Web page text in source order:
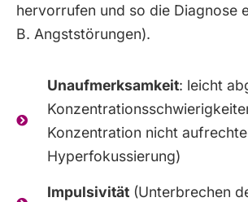
hervorrufen und so die Diagnose
B. Angststörungen).
Unaufmerksamkeit: leicht
Konzentration nicht
Hyperfokussierung)
Impulsivität(Unterbrechen